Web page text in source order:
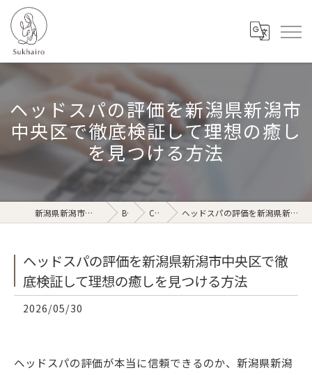
ヘッドスパの評価を新潟県新潟市
中央区で徹底検証して理想の癒し
を見つける方法
新潟県新潟市のリラクゼーションならSukhairo Blog Column ヘッドスパの評価を新潟県新潟市中央区で徹底検証して理想の癒しを見つける方法
ヘッドスパの評価を新潟県新潟市中央区で徹
底検証して理想の癒しを見つける方法
2026/05/30
ヘッドスパの評価が本当に信頼できるのか、新潟県新潟